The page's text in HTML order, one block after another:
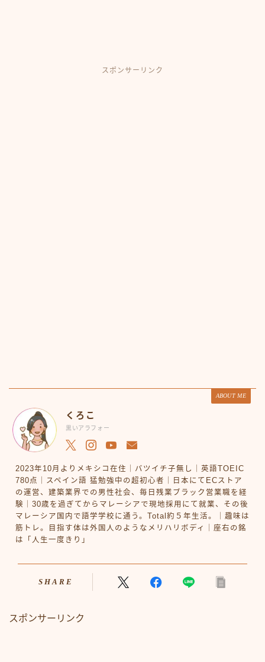
スポンサーリンク
ABOUT ME
くろこ
黒いアラフォー
2023年10月よりメキシコ在住｜バツイチ子無し｜英語TOEIC
780点｜スペイン語 猛勉強中の超初心者｜日本にてECストア
の運営、建築業界での男性社会、毎日残業ブラック営業職を経
験｜30歳を過ぎてからマレーシアで現地採用にて就業、その後
マレーシア国内で語学学校に通う。Total約５年生活。｜趣味は
筋トレ。目指す体は外国人のようなメリハリボディ｜座右の銘
は「人生一度きり」
SHARE
スポンサーリンク